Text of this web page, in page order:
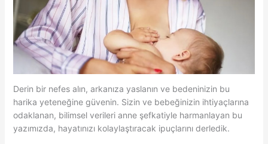
Derin bir nefes alın, arkanıza yaslanın ve bedeninizin bu
harika yeteneğine güvenin. Sizin ve bebeğinizin ihtiyaçlarına
odaklanan, bilimsel verileri anne şefkatiyle harmanlayan bu
yazımızda, hayatınızı kolaylaştıracak ipuçlarını derledik.